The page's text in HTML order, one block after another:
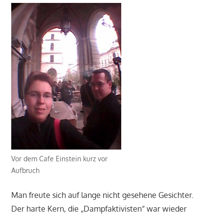
Vor dem Cafe Einstein kurz vor
Aufbruch
Man freute sich auf lange nicht gesehene Gesichter.
Der harte Kern, die „Dampfaktivisten“ war wieder